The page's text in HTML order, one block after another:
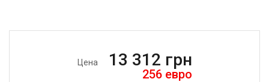
Цена 13 312 грн
256 евро